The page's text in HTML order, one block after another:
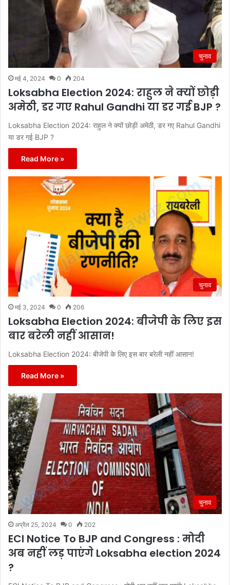
चुनाव
मई 4, 2024 0 204
Loksabha Election 2024: राहुल ने क्यों छोड़ी
अमेठी, डर गए Rahul Gandhi या डर गई BJP ?
Loksabha Election 2024: राहुल ने क्यों छोड़ी अमेठी, डर गए Rahul Gandhi
या डर गई BJP ?
Read More »
चुनाव
मई 3, 2024 0 206
Loksabha Election 2024: बीजेपी के लिए इस
बार बरेली नहीं आसान!
Loksabha Election 2024: बीजेपी के लिए इस बार बरेली नहीं आसान!
Read More »
चुनाव
अप्रैल 25, 2024 0 202
ECI Notice To BJP and Congress : मोदी
अब नहीं लड़ पाएंगे Loksabha election 2024
?